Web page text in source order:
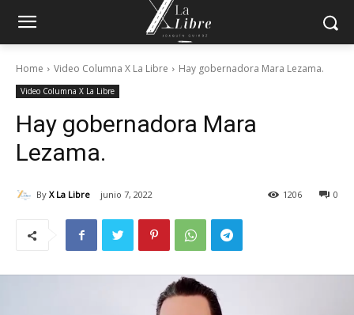
Home Video Columna X La Libre Hay gobernadora Mara Lezama.
Video Columna X La Libre
Hay gobernadora Mara
Lezama.
By X La Libre junio 7, 2022 0
1206